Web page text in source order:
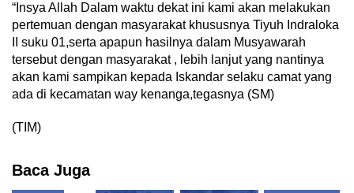
“Insya Allah Dalam waktu dekat ini kami akan melakukan
pertemuan dengan masyarakat khususnya Tiyuh Indraloka
II suku 01,serta apapun hasilnya dalam Musyawarah
tersebut dengan masyarakat , lebih lanjut yang nantinya
akan kami sampikan kepada Iskandar selaku camat yang
ada di kecamatan way kenanga,tegasnya (SM)
(TIM)
Baca Juga